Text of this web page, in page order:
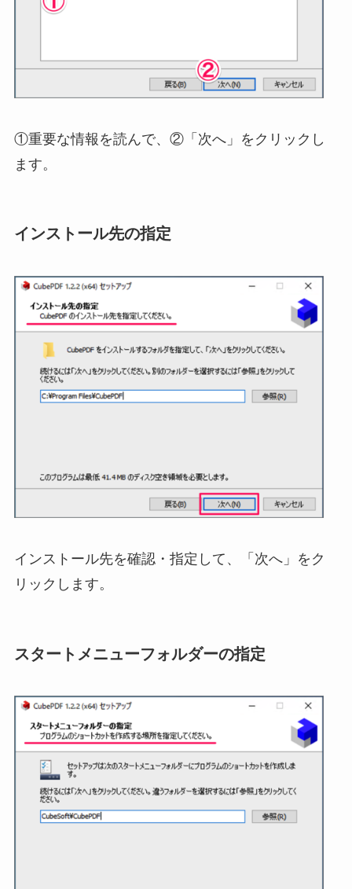
①重要な情報を読んで、②「次へ」をクリックし
ます。
インストール先の指定
インストール先を確認・指定して、「次へ」をク
リックします。
スタートメニューフォルダーの指定